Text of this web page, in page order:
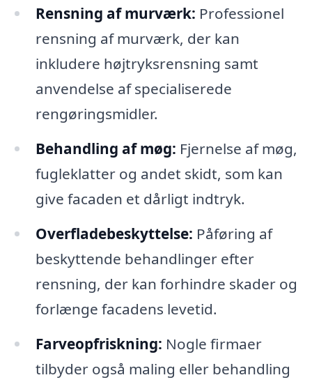
Rensning af murværk: Professionel
rensning af murværk, der kan
inkludere højtryksrensning samt
anvendelse af specialiserede
rengøringsmidler.
Behandling af møg: Fjernelse af møg,
fugleklatter og andet skidt, som kan
give facaden et dårligt indtryk.
Overfladebeskyttelse: Påføring af
beskyttende behandlinger efter
rensning, der kan forhindre skader og
forlænge facadens levetid.
Farveopfriskning: Nogle firmaer
tilbyder også maling eller behandling